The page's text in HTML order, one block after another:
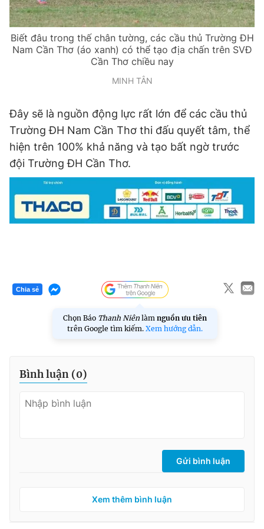
Biết đâu trong thế chân tường, các cầu thủ Trường ĐH
Nam Cần Thơ (áo xanh) có thể tạo địa chấn trên SVĐ
Cần Thơ chiều nay
MINH TÂN
Đây sẽ là nguồn động lực rất lớn để các cầu thủ
Trường ĐH Nam Cần Thơ thi đấu quyết tâm, thể
hiện trên 100% khả năng và tạo bất ngờ trước
đội Trường ĐH Cần Thơ.
Chia sẻ
Chọn Báo Thanh Niên làm nguồn ưu tiên
trên Google tìm kiếm. Xem hướng dẫn.
Bình luận (0)
Gửi bình luận
Xem thêm bình luận